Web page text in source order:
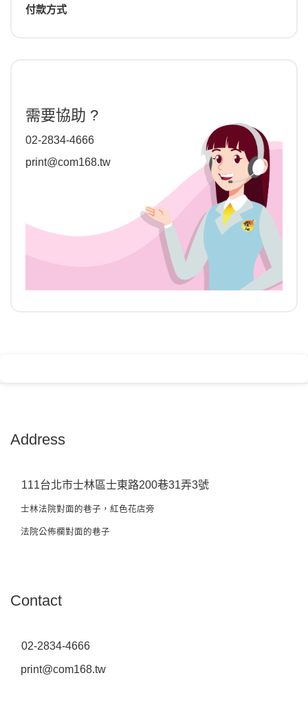
付款方式
需要協助 ?
02-2834-4666
print@com168.tw
Address
111台北市士林區士東路200巷31弄3號
士林法院對面的巷子，紅色花店旁
法院公佈欄對面的巷子
Contact
02-2834-4666
print@com168.tw